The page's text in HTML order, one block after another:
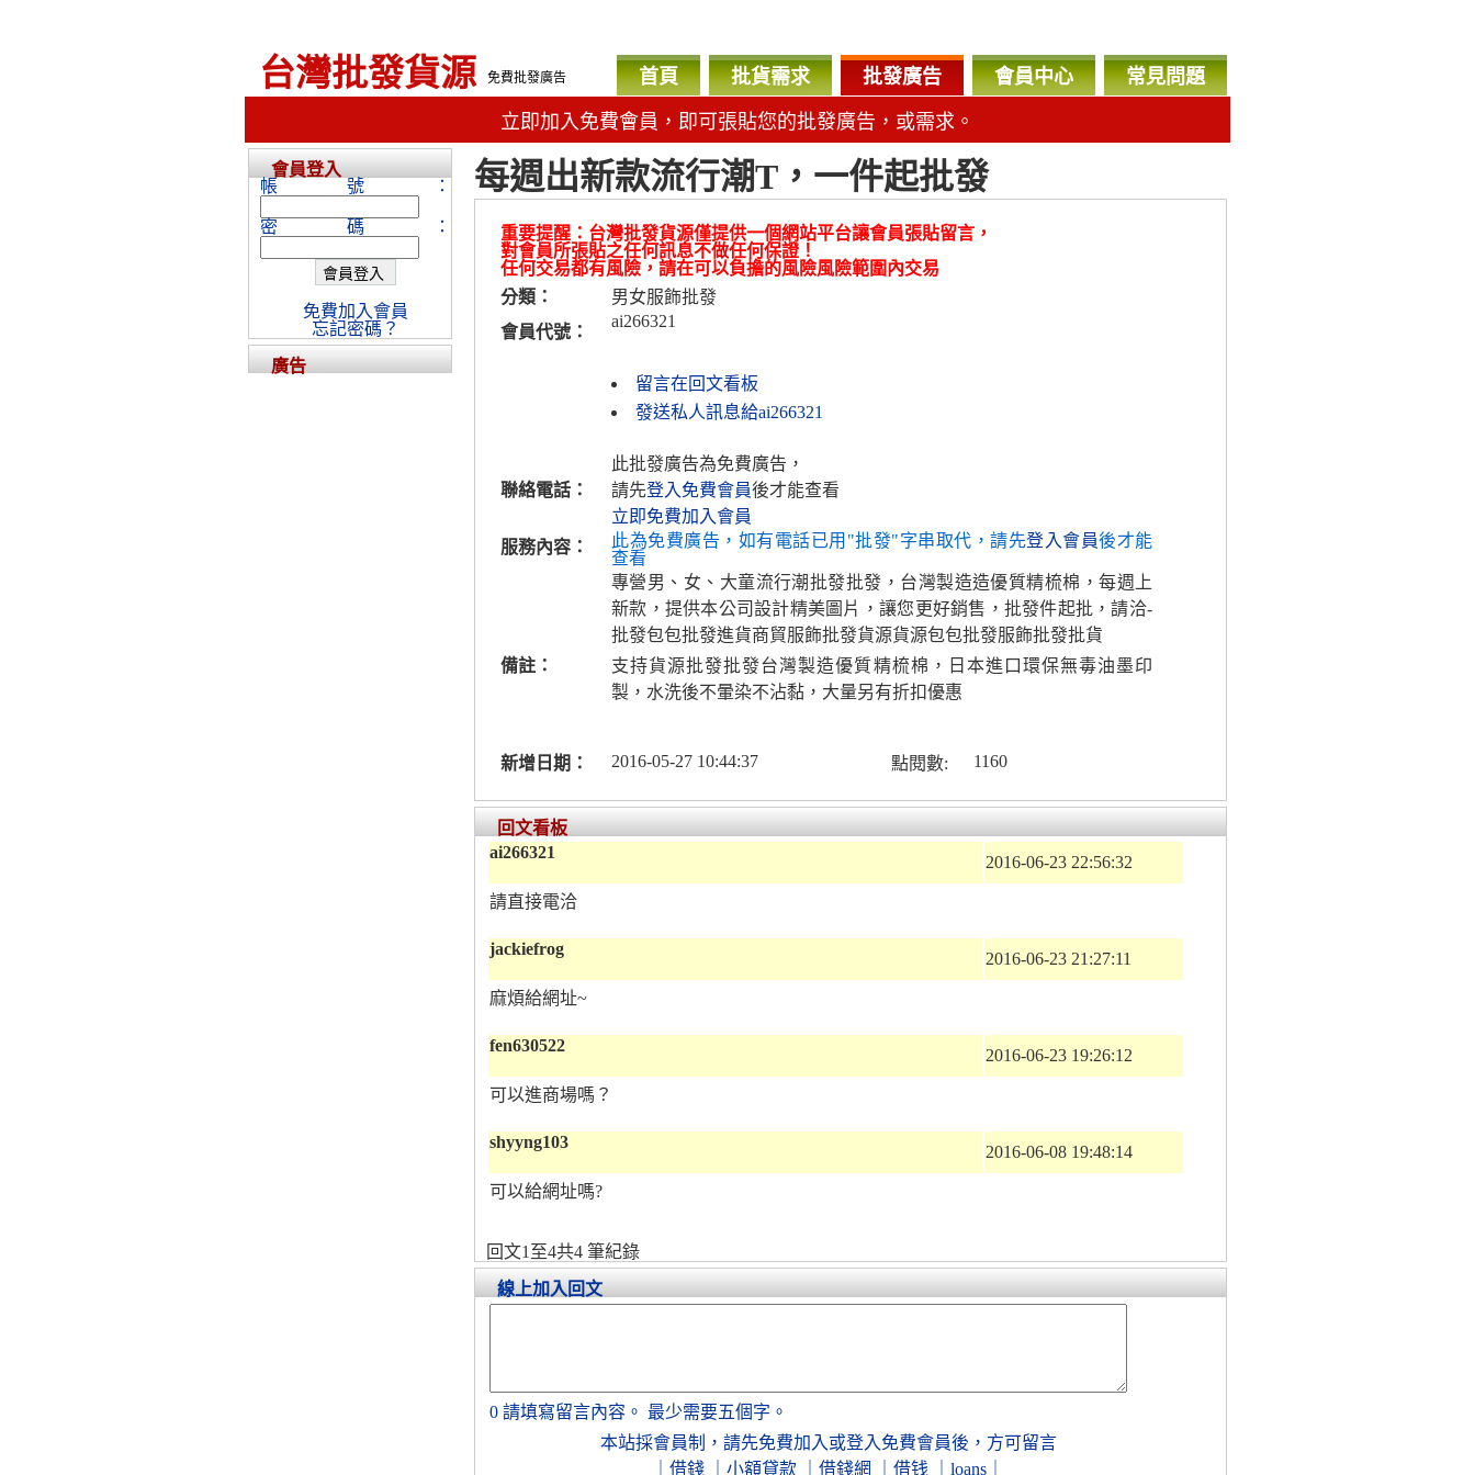
台灣批發貨源 免費批發廣告 首頁 批貨需求 批發廣告 會員中心 常見問題
立即加入免費會員，即可張貼您的批發廣告，或需求。
每週出新款流行潮T，一件起批發
重要提醒：台灣批發貨源僅提供一個網站平台讓會員張貼留言，
對會員所張貼之任何訊息不做任何保證！
任何交易都有風險，請在可以負擔的風險風險範圍內交易
分類：
男女服飾批發
會員代號：
ai266321
留言在回文看板
發送私人訊息給ai266321
聯絡電話：
此批發廣告為免費廣告，
請先登入免費會員後才能查看
立即免費加入會員
服務內容：
此為免費廣告，如有電話已用"批發"字串取代，請先登入會員後才能
查看
專營男、女、大童流行潮批發批發，台灣製造造優質精梳棉，每週上
新款，提供本公司設計精美圖片，讓您更好銷售，批發件起批，請洽-
批發包包批發進貨商貿服飾批發貨源貨源包包批發服飾批發批貨
備註：
支持貨源批發批發台灣製造優質精梳棉，日本進口環保無毒油墨印
製，水洗後不暈染不沾黏，大量另有折扣優惠
新增日期： 2016-05-27 10:44:37 點閱數: 1160
回文看板
ai266321
2016-06-23 22:56:32
請直接電洽
jackiefrog
2016-06-23 21:27:11
麻煩給網址~
fen630522
2016-06-23 19:26:12
可以進商場嗎？
shyyng103
2016-06-08 19:48:14
可以給網址嗎?
回文1至4共4 筆紀錄
線上加入回文
0 請填寫留言內容。 最少需要五個字。
本站採會員制， 請先免費加入 或登入免費會員後，方可留言
借錢 小額貸款 借錢網 借钱 loans
會員登入
帳號：
密碼：
免費加入會員
忘記密碼？
廣告